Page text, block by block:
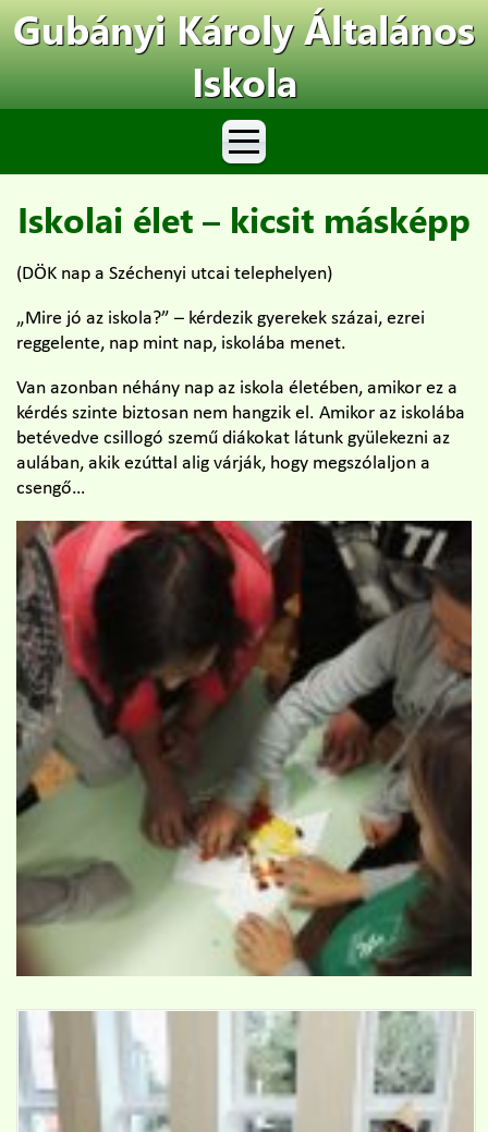
Gubányi Károly Általános
Iskola
Iskolai élet – kicsit másképp
(DÖK nap a Széchenyi utcai telephelyen)
„Mire jó az iskola?” – kérdezik gyerekek százai, ezrei
reggelente, nap mint nap, iskolába menet.
Van azonban néhány nap az iskola életében, amikor ez a
kérdés szinte biztosan nem hangzik el. Amikor az iskolába
betévedve csillogó szemű diákokat látunk gyülekezni az
aulában, akik ezúttal alig várják, hogy megszólaljon a
csengő…